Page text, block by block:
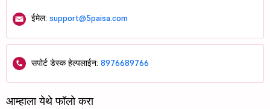
ईमेल: support@5paisa.com
सपोर्ट डेस्क हेल्पलाईन: 8976689766
आम्हाला येथे फॉलो करा